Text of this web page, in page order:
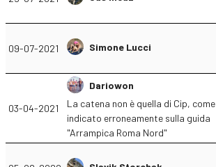
09-07-2021 Simone Lucci
03-04-2021
Dariowon
La catena non è quella di Cip, come
indicato erroneamente sulla guida
"Arrampica Roma Nord"